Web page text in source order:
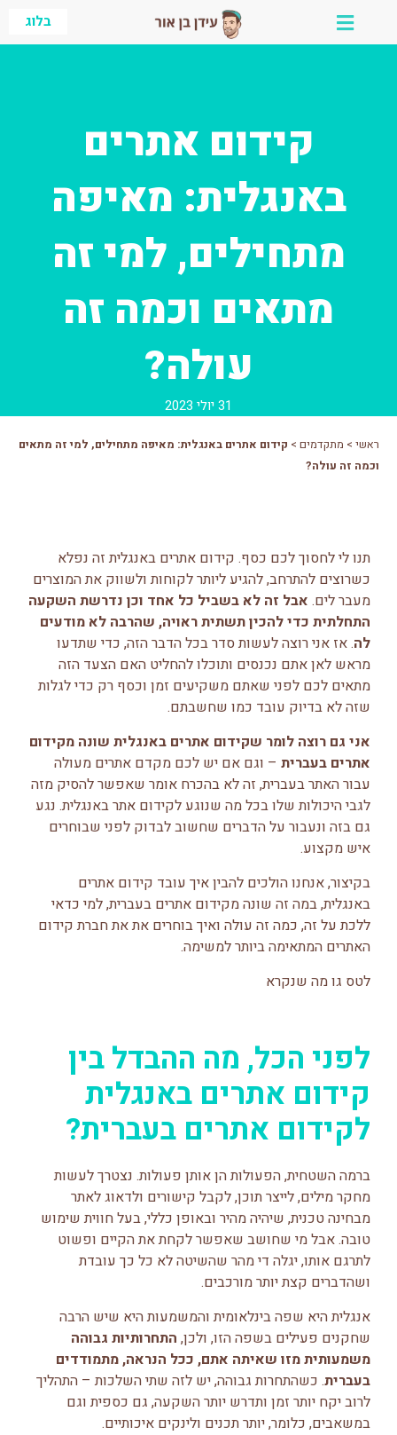
בלוג
קידום אתרים
באנגלית: מאיפה
מתחילים, למי זה
מתאים וכמה זה
עולה?
31 יולי 2023
ראשי > מתקדמים > קידום אתרים באנגלית: מאיפה מתחילים, למי זה מתאים
וכמה זה עולה?
תנו לי לחסוך לכם כסף. קידום אתרים באנגלית זה נפלא
כשרוצים להתרחב, להגיע ליותר לקוחות ולשווק את המוצרים
מעבר לים. אבל זה לא בשביל כל אחד וכן נדרשת השקעה
התחלתית כדי להכין תשתית ראויה, שהרבה לא מודעים
לה. אז אני רוצה לעשות סדר בכל הדבר הזה, כדי שתדעו
מראש לאן אתם נכנסים ותוכלו להחליט האם הצעד הזה
מתאים לכם לפני שאתם משקיעים זמן וכסף רק כדי לגלות
שזה לא בדיוק עובד כמו שחשבתם.
אני גם רוצה לומר שקידום אתרים באנגלית שונה מקידום
אתרים בעברית – וגם אם יש לכם מקדם אתרים מעולה
עבור האתר בעברית, זה לא בהכרח אומר שאפשר להסיק מזה
לגבי היכולות שלו בכל מה שנוגע לקידום אתר באנגלית. נגע
גם בזה ונעבור על הדברים שחשוב לבדוק לפני שבוחרים
איש מקצוע.
בקיצור, אנחנו הולכים להבין איך עובד קידום אתרים
באנגלית, במה זה שונה מקידום אתרים בעברית, למי כדאי
ללכת על זה, כמה זה עולה ואיך בוחרים את את חברת קידום
האתרים המתאימה ביותר למשימה.
לטס גו מה שנקרא
לפני הכל, מה ההבדל בין
קידום אתרים באנגלית
לקידום אתרים בעברית?
ברמה השטחית, הפעולות הן אותן פעולות. נצטרך לעשות
מחקר מילים, לייצר תוכן, לקבל קישורים ולדאוג לאתר
מבחינה טכנית, שיהיה מהיר ובאופן כללי, בעל חווית שימוש
טובה. אבל מי שחושב שאפשר לקחת את הקיים ופשוט
לתרגם אותו, יגלה די מהר שהשיטה לא כל כך עובדת
ושהדברים קצת יותר מורכבים.
אנגלית היא שפה בינלאומית והמשמעות היא שיש הרבה
שחקנים פעילים בשפה הזו, ולכן, התחרותיות גבוהה
משמעותית מזו שאיתה אתם, ככל הנראה, מתמודדים
בעברית. כשהתחרות גבוהה, יש לזה שתי השלכות – התהליך
לרוב יקח יותר זמן ותדרש יותר השקעה, גם כספית וגם
במשאבים, כלומר, יותר תכנים ולינקים איכותיים.